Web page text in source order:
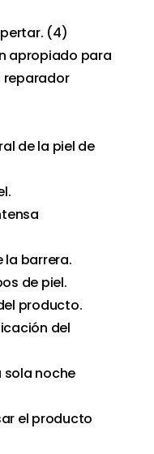
(4)
apropiado para
reparador
de la piel de
la barrera.
de piel.
producto.
del
sola noche
el producto